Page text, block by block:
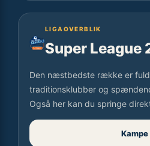
LIGAOVERBLIK
Super League
Den næstbedste række er fuld
traditionsklubber og
Også her kan du springe
Kampe